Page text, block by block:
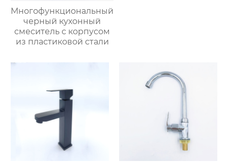
Многофункциональный
черный кухонный
смеситель с корпусом
из пластиковой стали